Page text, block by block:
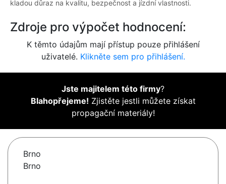
kladou důraz na kvalitu, bezpečnost a jízdní vlastnosti.
Zdroje pro výpočet hodnocení:
K těmto údajům mají přístup pouze přihlášení
uživatelé. Klikněte sem pro přihlášení.
Jste majitelem této firmy?
Blahopřejeme! Zjistěte jestli můžete získat
propagační materiály!
Brno
Brno